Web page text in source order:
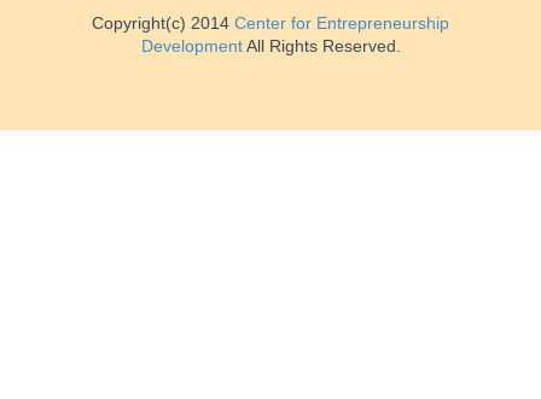
Copyright(c) 2014 Center for Entrepreneurship
DevelopmentAll Rights Reserved.